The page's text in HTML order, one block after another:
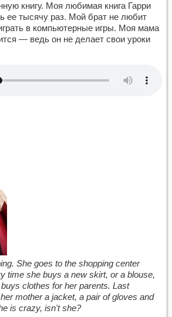
книгу. Моя любимая книга Гарри
ее тысячу раз. Мой брат не любит
в компьютерные игры. Моя мама
— ведь он не делает свои уроки
She goes to the shopping center
time she buys a new skirt, or a blouse,
clothes for her parents. Last
mother a jacket, a pair of gloves and
is crazy, isn't she?